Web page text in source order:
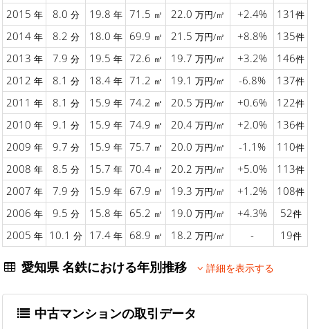
2015 年 8.0 分 19.8 年 71.5 ㎡ 22.0 万円/㎡ +2.4% 131 件
2014 年 8.2 分 18.0 年 69.9 ㎡ 21.5 万円/㎡ +8.8% 135件
2013 年 7.9 分 19.5 年 72.6 ㎡ 19.7 万円/㎡ +3.2% 146件
2012 年 8.1 分 18.4 年 71.2 ㎡ 19.1 万円/㎡ -6.8% 137件
2011 年 8.1 分 15.9 年 74.2 ㎡ 20.5 万円/㎡ +0.6% 122件
2010 年 9.1 分 15.9 年 74.9 ㎡ 20.4 万円/㎡ +2.0% 136件
2009 年 9.7 分 15.9 年 75.7 ㎡ 20.0 万円/㎡ -1.1% 110件
2008 年 8.5 分 15.7 年 70.4 ㎡ 20.2 万円/㎡ +5.0% 113件
2007 年 7.9 分 15.9 年 67.9 ㎡ 19.3 万円/㎡ +1.2% 108件
2006 年 9.5 分 15.8 年 65.2 ㎡ 19.0 万円/㎡ +4.3% 52件
2005 年 10.1 分 17.4 年 68.9 ㎡ 18.2 万円/㎡ - 19件
愛知県 名鉄における年別推移 詳細を表示する
中古マンションの取引データ